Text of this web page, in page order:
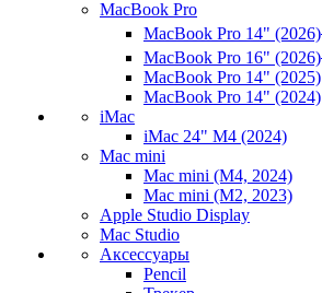
MacBook Pro
MacBook Pro 14" (2026)
MacBook Pro 16" (2026)
MacBook Pro 14" (2025)
MacBook Pro 14" (2024)
iMac
iMac 24" M4 (2024)
Mac mini
Mac mini (M4, 2024)
Mac mini (M2, 2023)
Apple Studio Display
Mac Studio
Аксессуары
Pencil